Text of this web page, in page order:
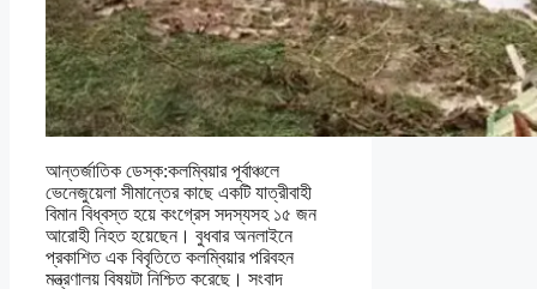
আন্তর্জাতিক ডেস্ক:কলম্বিয়ার পূর্বাঞ্চলে
ভেনেজুয়েলা সীমান্তের কাছে একটি যাত্রীবাহী
বিমান বিধ্বস্ত হয়ে কংগ্রেস সদস্যসহ ১৫ জন
আরোহী নিহত হয়েছেন। বুধবার অনলাইনে
প্রকাশিত এক বিবৃতিতে কলম্বিয়ার পরিবহন
মন্ত্রণালয় বিষয়টা নিশ্চিত করেছে। সংবাদ